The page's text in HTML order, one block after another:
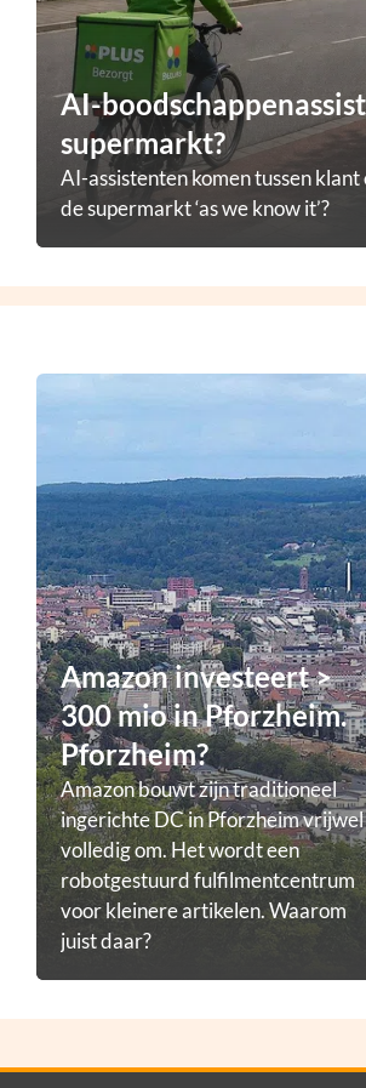
AI-
supermarkt?
AI-assistenten komen tussen
de supermarkt ‘as we know it’?
Amazon investeert >
300 mio in Pforzheim.
Pforzheim?
Amazon bouwt zijn traditioneel
ingerichte DC in Pforzheim vrijwel
volledig om. Het wordt een
robotgestuurd fulfilmentcentrum
voor kleinere artikelen. Waarom
juist daar?